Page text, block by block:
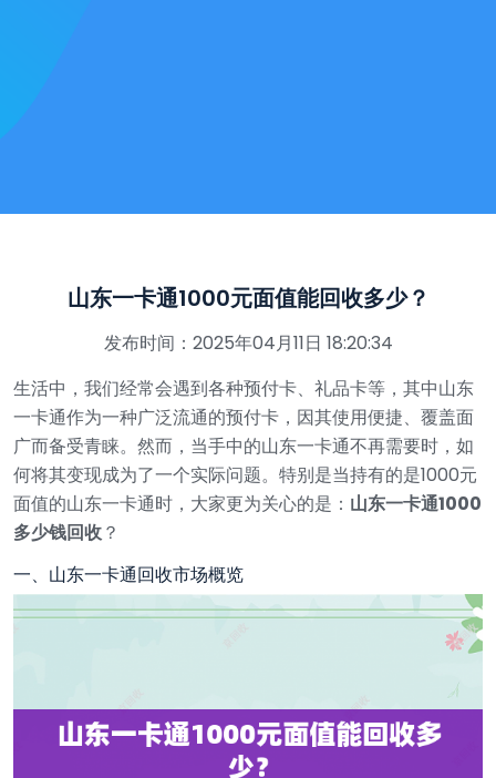
山东一卡通1000元面值能回收多少？
发布时间：2025年04月11日 18:20:34
生活中，我们经常会遇到各种预付卡、礼品卡等，其中山东
一卡通作为一种广泛流通的预付卡，因其使用便捷、覆盖面
广而备受青睐。然而，当手中的山东一卡通不再需要时，如
何将其变现成为了一个实际问题。特别是当持有的是1000元
面值的山东一卡通时，大家更为关心的是： 山东一卡通1000
多少钱回收？
一、山东一卡通回收市场概览